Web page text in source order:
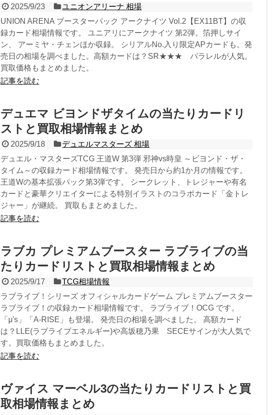
2025/9/23
ユニオンアリーナ 相場
UNION ARENA ブースターパック アークナイツ Vol.2【EX11BT】の収
録カード相場情報です。 ユニアリにアークナイツ 第2弾。箔押しサイ
ン、 アーミヤ・チェンほか収録。 シリアルNo.入り限定APカードも。発
売日の相場を調べました。高額カードは？SR★★★ パラレルが人気。
買取価格もまとめました。
記事を読む
デュエマ ビヨンドザタイムの当たりカードリ
ストと買取相場情報まとめ
2025/9/18
デュエルマスターズ 相場
デュエル・マスターズTCG 王道W 第3弾 邪神vs時皇 ～ビヨンド・ザ・
タイム～の収録カード相場情報です。 発売日から約1か月の情報です。
王道Wの基本拡張パック第3弾です。 シークレット、トレジャーや有名
カードと豪華クリエイターによる特別イラストのコラボカード「金トレ
ジャー」が継続。 買取もまとめました。
記事を読む
ラブカ プレミアムブースター ラブライブの当
たりカードリストと買取相場情報まとめ
2025/9/17
TCG相場情報
ラブライブ！シリーズ オフィシャルカードゲーム プレミアムブースター
ラブライブ！の収録カード相場情報です。 ラブライブ！OCG です。
「μ's」「A-RISE」も登場。 発売日の相場を調べました。 高額カード
は？LLE(ラブライブエネルギー)や高坂穂乃果 SECEサインが大人気で
す。買取価格もまとめました。
記事を読む
ヴァイス マーベル3の当たりカードリストと買
取相場情報まとめ